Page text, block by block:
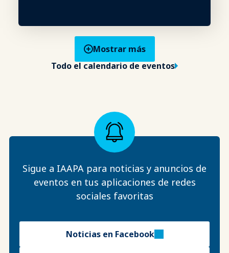
Mostrar más
Todo el calendario de eventos
Sigue a IAAPA para noticias y anuncios de
eventos en tus aplicaciones de redes
sociales favoritas
Noticias en Facebook